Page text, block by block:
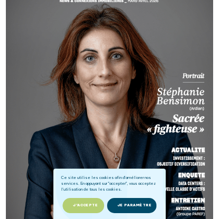
Ce site utilise les cookies afin d'améliorer nos
services. En appuyant sur "accepter", vous acceptez
l'utilisation de tous les cookies.
J'ACCEPTE JE PARAMÈTRE